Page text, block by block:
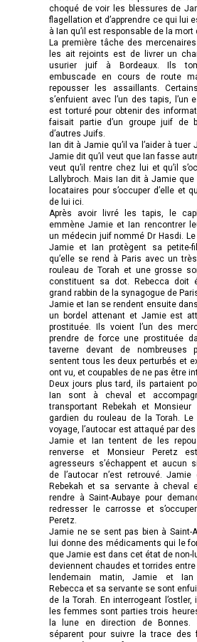
choqué de voir les blessures de
flagellation et d’apprendre ce qui lui
à Ian qu’il est responsable de la mort
La première tâche des
les ait rejoints est de livrer un
usurier juif à Bordeaux. Ils
embuscade en cours de route
repousser les assaillants.
s’enfuient avec l’un des tapis,
est torturé pour obtenir des
faisait partie d’un groupe juif de
d’autres Juifs.
Ian dit à Jamie qu’il va l’aider à tuer
Jamie dit qu’il veut que Ian fasse
veut qu’il rentre chez lui et qu’il
Lallybroch. Mais Ian dit à Jamie
locataires pour s’occuper d’elle et
de lui ici.
Après avoir livré les tapis, le
emmène Jamie et Ian rencontrer
un médecin juif nommé Dr Hasdi.
Jamie et Ian protègent sa petite-
qu’elle se rend à Paris avec un
rouleau de Torah et une grosse
constituent sa dot. Rebecca doit
grand rabbin de la synagogue de
Jamie et Ian se rendent ensuite
un bordel attenant et Jamie est
prostituée. Ils voient l’un des
prendre de force une prostituée
taverne devant de nombreuses
sentent tous les deux perturbés et
ont vu, et coupables de ne pas être
Deux jours plus tard, ils partaient
Ian sont à cheval et
transportant Rebekah et
gardien du rouleau de la Torah. Le
voyage, l’autocar est attaqué par
Jamie et Ian tentent de les
renverse et Monsieur Peretz
agresseurs s’échappent et aucun
de l’autocar n’est retrouvé.
Rebekah et sa servante à cheval
rendre à Saint-Aubaye pour
redresser le carrosse et
Peretz.
Jamie ne se sent pas bien à Saint-
lui donne des médicaments qui le
que Jamie est dans cet état de non-
deviennent chaudes et torrides entre
lendemain matin, Jamie et Ian
Rebecca et sa servante se sont
de la Torah. En interrogeant l’ostler,
les femmes sont parties trois
la lune en direction de
séparent pour suivre la trace des